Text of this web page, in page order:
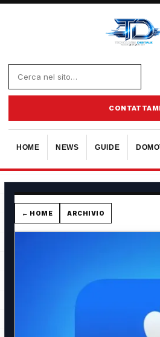
HOME NEWS GUIDE
← HOME ARCHIVIO